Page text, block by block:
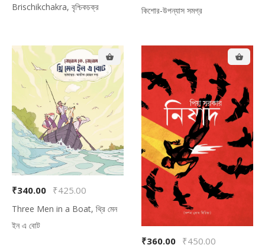
Brischikchakra, বৃশ্চিকচক্র
কিশোর-উপন্যাস সমগ্র
₹340.00 ₹425.00
Three Men in a Boat, থ্রি মেন
ইন এ বোট
₹360.00 ₹450.00